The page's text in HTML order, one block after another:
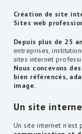
Création de site
Sites web
Depuis plus de 25
entreprises,
sites internet
Nous concevons
bien référencés,
image.
Un site
Un site internet n’est